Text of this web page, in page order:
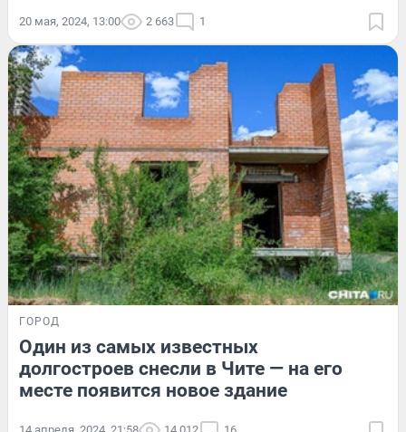
20 мая, 2024, 13:00 2 663 1
ГОРОД
Один из самых известных
долгостроев снесли в Чите — на его
месте появится новое здание